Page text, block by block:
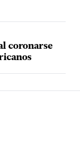
coronarse